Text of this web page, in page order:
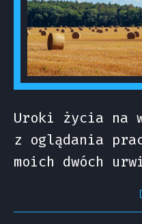
Uroki życia na
z oglądania
moich dwóch